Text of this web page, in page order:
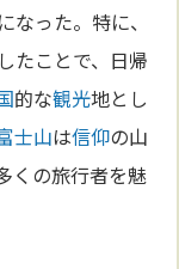
なった。特に、
たことで、日帰
的な観光地とし
士山は信仰の山
くの旅行者を魅